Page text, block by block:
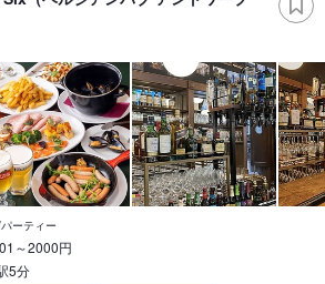
ーティー
～2000円
5分